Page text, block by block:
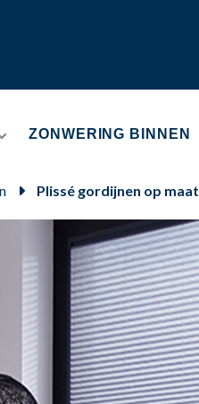
ZONWERING BINNEN
Plissé gordijnen op maat